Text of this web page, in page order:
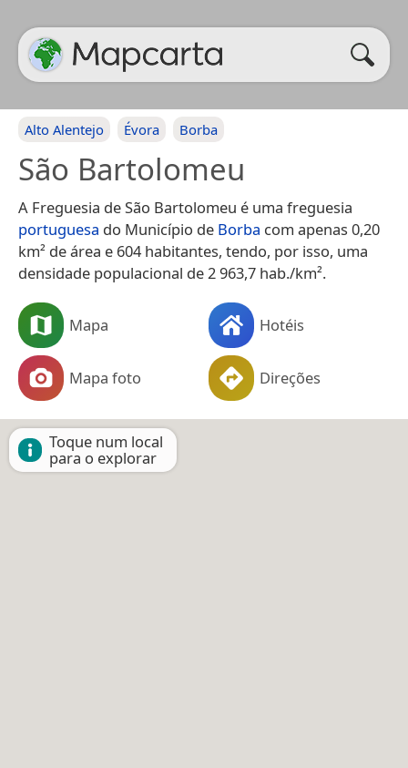
Alto Alentejo Évora Borba
São Bartolomeu
A Freguesia de São Bartolomeu é uma freguesia
portuguesa do Município de Borba com apenas 0,20
km² de área e 604 habitantes, tendo, por isso, uma
densidade populacional de 2 963,7 hab./km².
Mapa Hotéis
Mapa foto Direções
Toque num local
para o explorar